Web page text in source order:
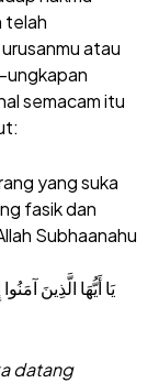
telah
atau
ungkapan
semacam itu
yang suka
fasik dan
Subhaanahu
يَا أَيُّهَا الَّذِينَ
datang